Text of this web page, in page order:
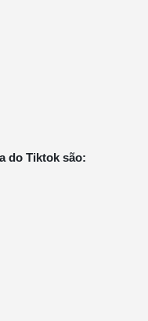
do Tiktok são: